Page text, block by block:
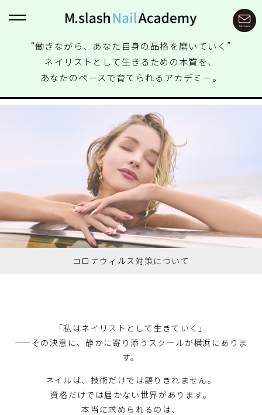
“働きながら、あなた自身の品格を磨いていく”
ネイリストとして生きるための本質を、
あなたのペースで育てられるアカデミー。
コロナウィルス対策について
「私はネイリストとして生きていく」
——その決意に、静かに寄り添うスクールが横浜にありま
す。
ネイルは、技術だけでは語りきれません。
資格だけでは届かない世界があります。
本当に求められるのは、